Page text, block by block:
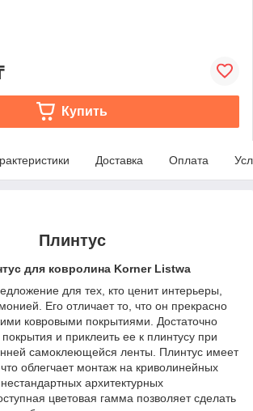
Купить
Доставка Оплата
Плинтус
для ковролина Korner Listwa
для тех, кто ценит интерьеры,
Его отличает то, что он прекрасно
ковровыми покрытиями. Достаточно
и приклеить ее к плинтусу при
самоклеющейся ленты. Плинтус имеет
что облегчает монтаж на криволинейных
архитектурных
цветовая гамма позволяет сделать